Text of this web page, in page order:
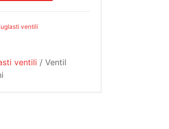
ventili
ventili / Ventil